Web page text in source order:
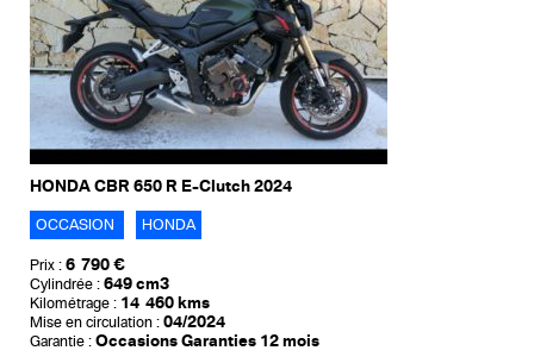
HONDA CBR 650 R E-Clutch 2024
OCCASION HONDA
Prix : 6 790 €
Cylindrée : 649 cm3
Kilométrage : 14 460 kms
Mise en circulation : 04/2024
Garantie : Occasions Garanties 12 mois